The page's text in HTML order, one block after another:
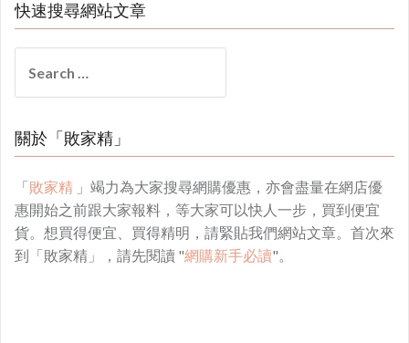
快速搜尋網站文章
for:
關於「敗家精」
「敗家精 」竭力為大家搜尋網購優惠，亦會盡量在網店優
惠開始之前跟大家報料，等大家可以快人一步，買到便宜
貨。想買得便宜、買得精明，請緊貼我們網站文章。首次來
到「敗家精」，請先閱讀 "網購新手必讀"。